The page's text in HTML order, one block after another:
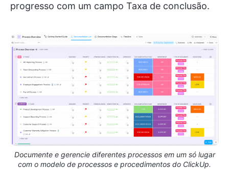
progresso com um campo Taxa de conclusão.
Documente e gerencie diferentes processos em um só lugar
com o modelo de processos e procedimentos do ClickUp.